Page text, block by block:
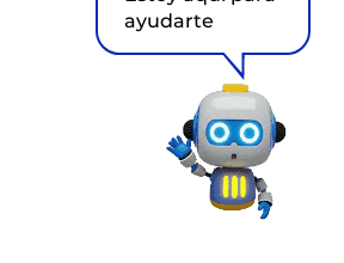
ayudarte